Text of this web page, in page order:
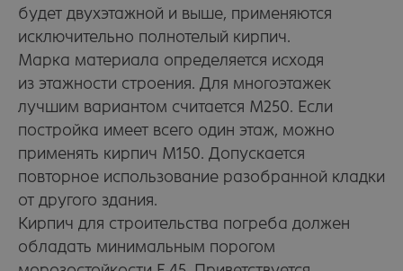
будет двухэтажной и выше, применяются
исключительно полнотелый кирпич.
Марка материала определяется исходя
из этажности строения. Для многоэтажек
лучшим вариантом считается М250. Если
постройка имеет всего один этаж, можно
применять кирпич М150. Допускается
повторное использование разобранной кладки
от другого здания.
Кирпич для строительства погреба должен
обладать минимальным порогом